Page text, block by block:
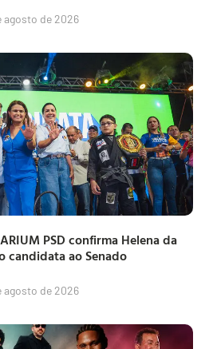
agosto de 2026
PSD confirma Helena da
candidata ao Senado
agosto de 2026